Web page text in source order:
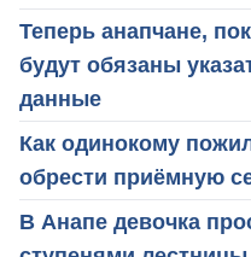
Теперь анапчане,
будут обязаны
данные
Как одинокому
обрести приёмную
В Анапе девочка